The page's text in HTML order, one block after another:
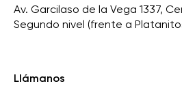
Av. Garcilaso de la Vega 1337,
Segundo nivel (frente a
Llámanos